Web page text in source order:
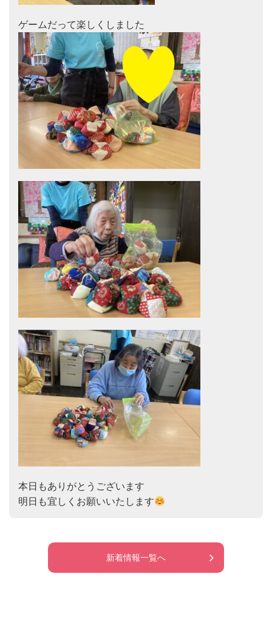
本日もありがとうございます
明日も宜しくお願いいたします
新着情報一覧へ